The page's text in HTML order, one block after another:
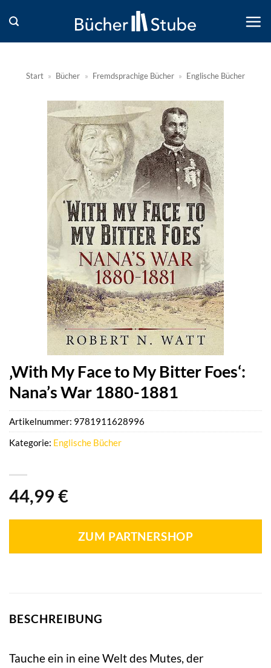
Inhalt
springen
Start » Bücher » Fremdsprachige Bücher » Englische Bücher
‚With My Face to My Bitter Foes‘:
Nana’s War 1880-1881
44,99 €
ZUM PARTNERSHOP
Artikelnummer: 9781911628996
Kategorie: Englische Bücher
BESCHREIBUNG
Tauche ein in eine Welt des Mutes, der